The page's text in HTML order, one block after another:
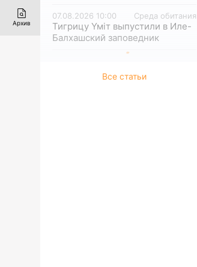
07.08.2026 10:00 Среда обитания
Тигрицу Үміт выпустили в Иле-
Балхашский заповедник
Все статьи
Архив